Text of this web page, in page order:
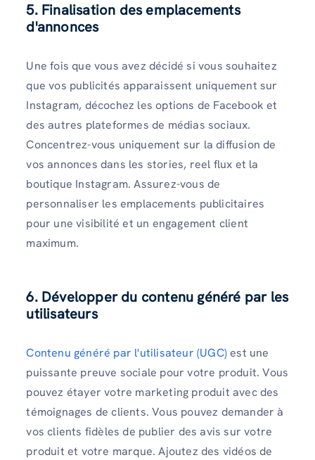
5. Finalisation des emplacements
d'annonces
Une fois que vous avez décidé si vous souhaitez
que vos publicités apparaissent uniquement sur
Instagram, décochez les options de Facebook et
des autres plateformes de médias sociaux.
Concentrez-vous uniquement sur la diffusion de
vos annonces dans les stories, reel flux et la
boutique Instagram. Assurez-vous de
personnaliser les emplacements publicitaires
pour une visibilité et un engagement client
maximum.
6. Développer du contenu généré par les
utilisateurs
Contenu généré par l'utilisateur (UGC)est une
puissante preuve sociale pour votre produit. Vous
pouvez étayer votre marketing produit avec des
témoignages de clients. Vous pouvez demander à
vos clients fidèles de publier des avis sur votre
produit et votre marque. Ajoutez des vidéos de